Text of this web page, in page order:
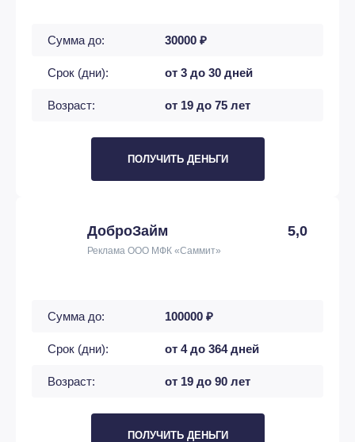
Сумма до: 30000 ₽
Срок (дни): от 3 до 30 дней
Возраст: от 19 до 75 лет
ПОЛУЧИТЬ ДЕНЬГИ
ДоброЗайм 5,0
Реклама ООО МФК «Саммит»
Сумма до: 100000 ₽
Срок (дни): от 4 до 364 дней
Возраст: от 19 до 90 лет
ПОЛУЧИТЬ ДЕНЬГИ